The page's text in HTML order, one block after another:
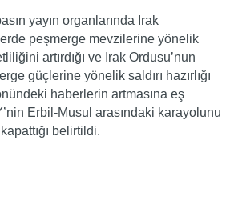
yayın organlarında Irak
peşmerge mevzilerine yönelik
artırdığı ve Irak Ordusu’nun
güçlerine yönelik saldırı hazırlığı
haberlerin artmasına eş
Erbil-Musul arasındaki karayolunu
belirtildi.